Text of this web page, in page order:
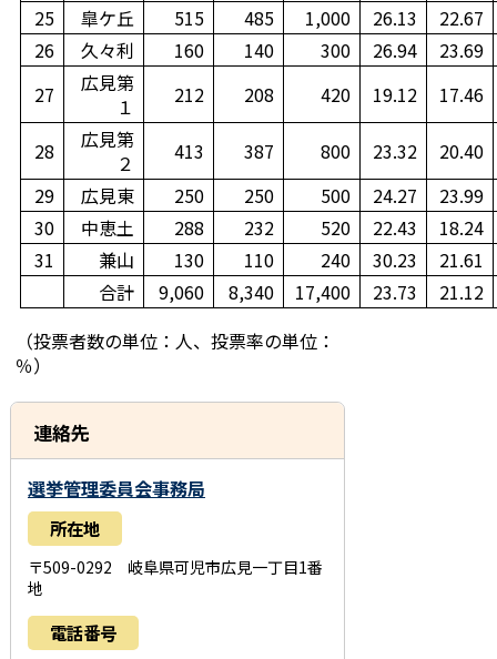
25
皐ケ丘 515 485 1,000 26.13
22.67
26
久々利 160 140 300 26.94
23.69
27
広見第
１
212 208 420 19.12 17.46
28
広見第
２
413 387 800 23.32
20.40
29
広見東 250 250 500 24.27
23.99
30
中恵土 288 232 520 22.43
18.24
31
兼山 130 110 240 30.23
21.61
合計
9,060 8,340 17,400 23.73
21.12
（投票者数の単位：人、投票率の単位：
％）
連絡先
選挙管理委員会事務局
所在地
〒509-0292 岐阜県可児市広見一丁目1番
地
電話番号